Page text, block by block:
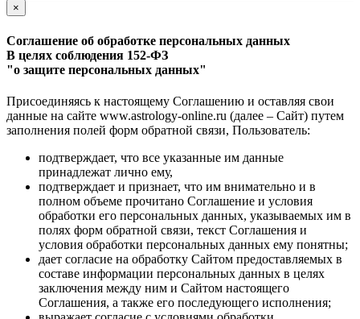
×
Соглашение об обработке персональных данных
В целях соблюдения 152-ФЗ
"о защите персональных данных"
Присоединяясь к настоящему Соглашению и оставляя свои
данные на сайте www.astrology-online.ru (далее – Сайт) путем
заполнения полей форм обратной связи, Пользователь:
подтверждает, что все указанные им данные
принадлежат лично ему,
подтверждает и признает, что им внимательно и в
полном объеме прочитано Соглашение и условия
обработки его персональных данных, указываемых им в
полях форм обратной связи, текст Соглашения и
условия обработки персональных данных ему понятны;
дает согласие на обработку Сайтом предоставляемых в
составе информации персональных данных в целях
заключения между ним и Сайтом настоящего
Соглашения, а также его последующего исполнения;